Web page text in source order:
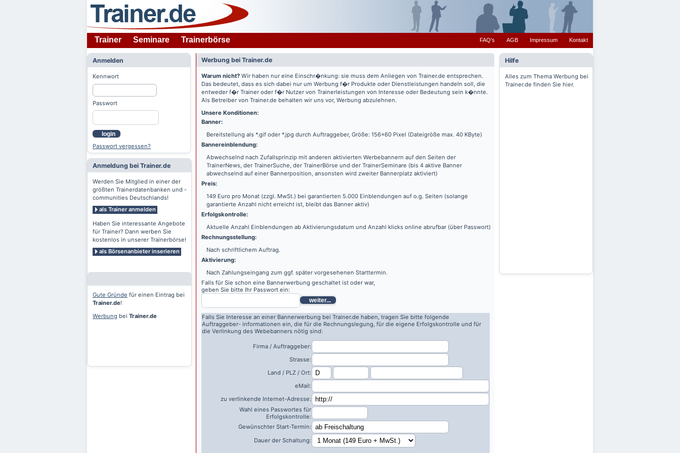
Trainer Seminare Trainerbörse FAQ's AGB Impressum Kontakt
Anmelden
Kennwort
Passwort
login
Passwort vergessen?
Anmeldung bei Trainer.de
Werden Sie Mitglied in einer der
größten Trainerdatenbanken und -
communities Deutschlands!
als Trainer anmelden
Haben Sie interessante Angebote
für Trainer? Dann werben Sie
kostenlos in unserer Trainerbörse!
als Börsenanbieter inserieren
Gute Gründe für einen Eintrag bei
Trainer.de!
Werbung bei Trainer.de
Hilfe
Alles zum Thema Werbung bei
Trainer.de finden Sie hier.
Werbung bei Trainer.de
Warum nicht? Wir haben nur eine Einschr�nkung: sie muss dem Anliegen von Trainer.de entsprechen.
Das bedeutet, dass es sich dabei nur um Werbung f�r Produkte oder Dienstleistungen handeln soll, die
entweder f�r Trainer oder f�r Nutzer von Trainerleistungen von Interesse oder Bedeutung sein k�nnte.
Als Betreiber von Trainer.de behalten wir uns vor, Werbung abzulehnen.
Unsere Konditionen:
Banner:
Bereitstellung als *.gif oder *.jpg durch Auftraggeber, Größe: 156x60 Pixel (Dateigröße max. 40 KByte)
Bannereinblendung:
Abwechselnd nach Zufallsprinzip mit anderen aktivierten Werbebannern auf den Seiten der
TrainerNews, der TrainerSuche, der TrainerBörse und der TrainerSeminare (bis 4 aktive Banner
abwechselnd auf einer Bannerposition, ansonsten wird zweiter Bannerplatz aktiviert)
Preis:
149 Euro pro Monat (zzgl. MwSt.) bei garantierten 5.000 Einblendungen auf o.g. Seiten (solange
garantierte Anzahl nicht erreicht ist, bleibt das Banner aktiv)
Erfolgskontrolle:
Aktuelle Anzahl Einblendungen ab Aktivierungsdatum und Anzahl klicks online abrufbar (über Passwort)
Rechnungsstellung:
Nach schriftlichem Auftrag.
Aktivierung:
Nach Zahlungseingang zum ggf. später vorgesehenen Starttermin.
Falls für Sie schon eine Bannerwerbung geschaltet ist oder war,
geben Sie bitte Ihr Passwort ein:
weiter...
Falls Sie Interesse an einer Bannerwerbung bei Trainer.de haben, tragen Sie bitte folgende
Auftraggeber- informationen ein, die für die Rechnungslegung, für die eigene Erfolgskontrolle und für
die Verlinkung des Webebanners nötig sind:
Firma / Auftraggeber:
Strasse:
Land / PLZ / Ort:
eMail:
zu verlinkende Internet-Adresse:
Wahl eines Passwortes für
Erfolgskontrolle:
Gewünschter Start-Termin:
Dauer der Schaltung: